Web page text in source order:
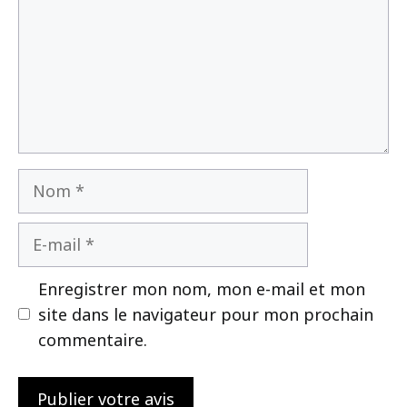
Nom
Enregistrer mon nom, mon e-mail et mon
site dans le navigateur pour mon prochain
commentaire.